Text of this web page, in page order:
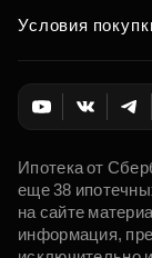
Условия
Ипотека от
еще 38
на сайте
информация,